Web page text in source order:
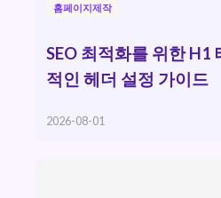
홈페이지제작
SEO 최적화를 위한 H1
적인 헤더 설정 가이드
2026-08-01